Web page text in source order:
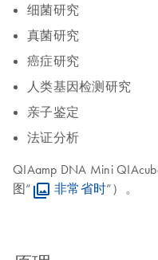
细菌研究
真菌研究
癌症研究
人类基因检测研究
亲子鉴定
法证分析
QIAamp DNA Mini
图“
非常省时”）。